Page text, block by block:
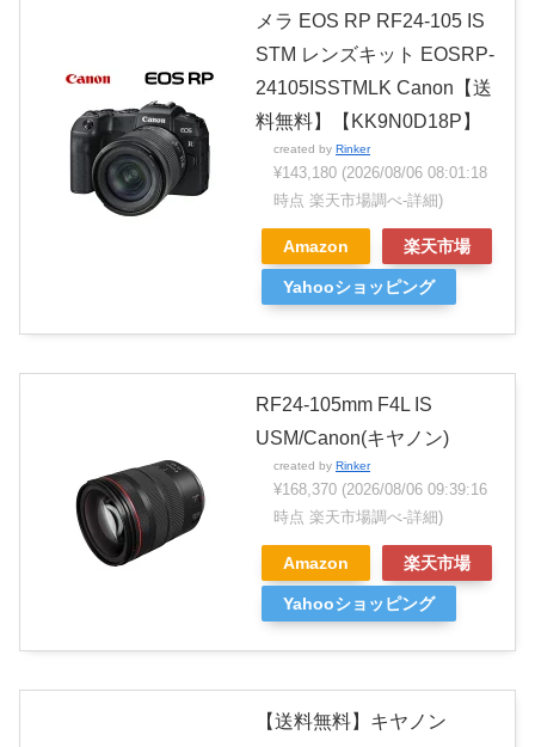
メラ EOS RP RF24-105 IS
STM レンズキット EOSRP-
24105ISSTMLK Canon【送
料無料】【KK9N0D18P】
created by Rinker
¥143,180 (2026/08/06 08:01:18
時点 楽天市場調べ-詳細)
Amazon 楽天市場
Yahooショッピング
RF24-105mm F4L IS
USM/Canon(キヤノン)
created by Rinker
¥168,370 (2026/08/06 09:39:16
時点 楽天市場調べ-詳細)
Amazon 楽天市場
Yahooショッピング
【送料無料】キヤノン